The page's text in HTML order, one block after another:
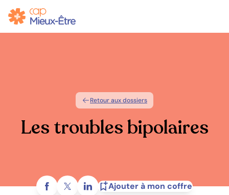
Retour aux dossiers
Les troubles bipolaires
Partagez sur Ajouter à mon coffre